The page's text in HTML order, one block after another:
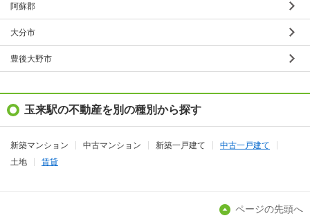
阿蘇郡
大分市
豊後大野市
玉来駅の不動産を別の種別から探す
新築マンション 中古マンション 新築一戸建て
中古一戸建て
土地
賃貸
ページの先頭へ